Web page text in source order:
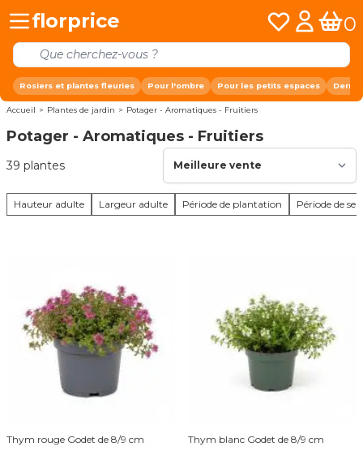
Allez au contenu
florprice Mes listes de
Mon
Panier
0
Rosiers et plantes fleuries Pour l'ombre Pour les petits espaces
Accueil > Plantes de jardin > Potager - Aromatiques - Fruitiers
Potager - Aromatiques - Fruitiers
39 plantes
Hauteur adulte Largeur adulte Période de plantation Période de
Thym rouge Godet de 8/9 cm Thym blanc Godet de 8/9 cm